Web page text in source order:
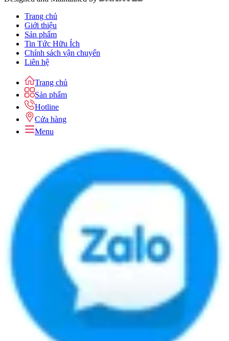
Trang chủ
Giới thiệu
Sản phẩm
Tin Tức Hữu Ích
Chính sách vận chuyển
Liên hệ
Trang chủ
Sản phẩm
Hotline
Cửa hàng
Menu